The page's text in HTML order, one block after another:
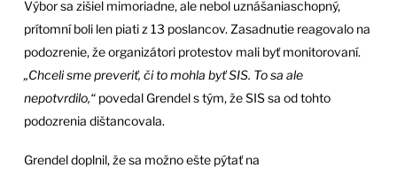
Výbor sa zišiel mimoriadne, ale nebol uznášaniaschopný,
prítomní boli len piati z 13 poslancov. Zasadnutie reagovalo na
podozrenie, že organizátori protestov mali byť monitorovaní.
„Chceli sme preveriť, či to mohla byť SIS. To sa ale
nepotvrdilo,“povedal Grendel s tým, že SIS sa od tohto
podozrenia dištancovala.
Grendel doplnil, že sa možno ešte pýtať na